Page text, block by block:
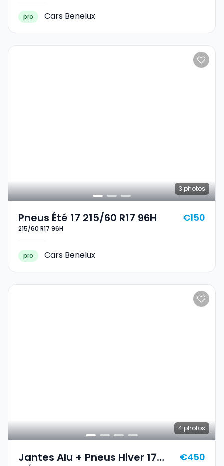
pro Cars Benelux
3 photos
Pneus Été 17 215/60 R17 96H
215/60 R17 96H
€150
pro Cars Benelux
4 photos
Jantes Alu + Pneus Hiver 17
€450